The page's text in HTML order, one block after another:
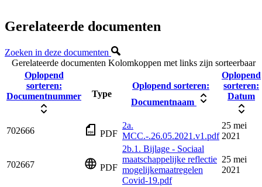
Gerelateerde documenten
Zoeken in deze documenten
Gerelateerde documenten Kolomkoppen met links zijn sorteerbaar
Oplopend
sorteren:
Documentnummer
Type
Oplopend sorteren:
Documentnaam
Oplopend
sorteren:
Datum
702666 PDF
2a.
MCC.-.26.05.2021.v1.pdf
25 mei
2021
702667 PDF
2b.1. Bijlage - Sociaal
maatschappelijke reflectie
mogelijkemaatregelen
Covid-19.pdf
25 mei
2021